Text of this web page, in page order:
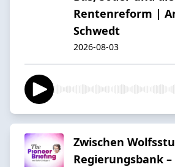
Rentenreform |
Schwedt
2026-08-03
Zwischen
Regierungsbank